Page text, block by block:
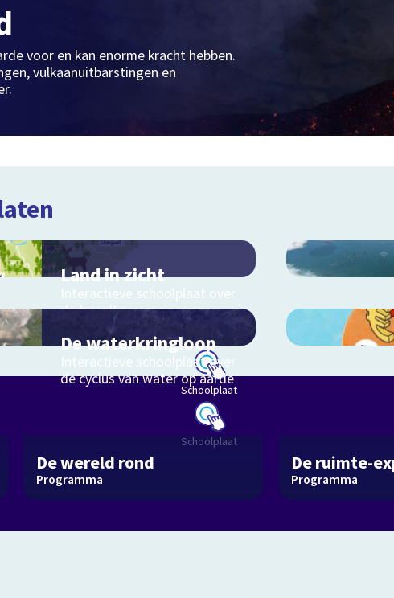
voor en kan enorme kracht hebben.
vulkaanuitbarstingen en
Land in zicht
Interactieve schoolplaat over
de twaalf provincies van
Nederland
Schoolplaat
De waterkringloop
Interactieve schoolplaat over
de cyclus van water op aarde
Schoolplaat
De wereld rond
Programma
De ruimte-
Programma